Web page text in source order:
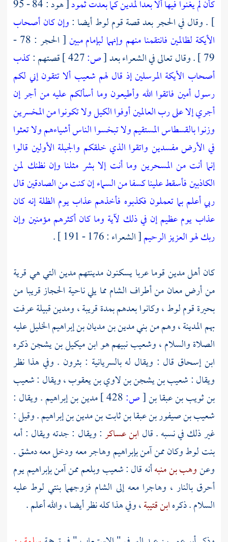
كأن لم يغنوا فيها ألا بعدا لمدين كما بعدت ثمود
[ هود : 84 - 95
] . وقال في الحجر بعد قصة قوملوطأيضا :وإن كان أصحاب
الأيكة لظالمين فانتقمنا منهم وإنهما لبإمام مبين
[ الحجر : 78 -
79 ] . وقال تعالى في الشعراء بعد
[ص: قصتهم :كذب
أصحاب الأيكة المرسلين إذ قال لهم شعيب ألا تتقون إني لكم
رسول أمين فاتقوا الله وأطيعون وما أسألكم عليه من أجر إن
أجري إلا على رب العالمين أوفوا الكيل ولا تكونوا من المخسرين
وزنوا بالقسطاس المستقيم ولا تبخسوا الناس أشياءهم ولا تعثوا
في الأرض مفسدين واتقوا الذي خلقكم والجبلة الأولين قالوا
إنما أنت من المسحرين وما أنت إلا بشر مثلنا وإن نظنك لمن
الكاذبين فأسقط علينا كسفا من السماء إن كنت من الصادقين قال
ربي أعلم بما تعملون فكذبوه فأخذهم عذاب يوم الظلة إنه كان
عذاب يوم عظيم إن في ذلك لآية وما كان أكثرهم مؤمنين وإن
ربك لهو العزيز الرحيم[ الشعراء : 176 - 191 ] .
كانأهل مدينقوما عربا يسكنون مدينتهممدينالتي هي قرية
من أرضمعانمن أطراف الشاممما يلي ناحية الحجازقريبا من
بحيرة قوم لوط، وكانوا بعدهم بمدة قريبة ،ومدينقبيلة عرفت
بهم المدينة ، وهم منبني مدين بن مديان بن إبراهيم الخليل عليه
الصلاة والسلام،وشعيبنبيهم هوابن ميكيل بن يشجنذكره
ابن إسحاق قال : ويقال له بالسريانية : بثرون . وفي هذا نظر
ويقال :شعيب بن يشجن بن لاوي بن يعقوب، ويقال :شعيب
بن ثويب بن عبقا بن[ص: مدين بن إبراهيم. ويقال :
شعيب بن صيفور بن عبقا بن ثابت بن مدين بن إبراهيم. وقيل :
غير ذلك في نسبه . قال ابن عساكر: ويقال : جدته ويقال : أمه
بنتلوطوكان ممن آمنبإبراهيموهاجر معه ودخل معهدمشق.
وعنوهب بن منبهأنه قال :شعيبوبلعمممن آمنبإبراهيميوم
أحرق بالنار ، وهاجرا معه إلى الشام فزوجهما بنتي لوط عليه
السلام . ذكرهابن قتيبة، وفي هذا كله نظر أيضا ، والله أعلم .